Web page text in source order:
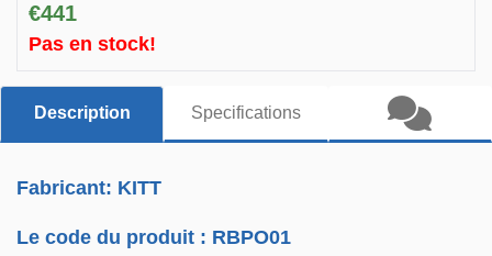
€441
Pas en stock!
Description Specifications
Fabricant: KITT
Le code du produit : RBPO01